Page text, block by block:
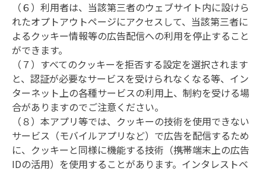
（６）利用者は、当該第三者のウェブサイト内に設けら
れたオプトアウトページにアクセスして、当該第三者に
よるクッキー情報等の広告配信への利用を停止すること
ができます。
（７）すべてのクッキーを拒否する設定を選択されます
と、認証が必要なサービスを受けられなくなる等、イン
ターネット上の各種サービスの利用上、制約を受ける場
合がありますのでご注意ください。
（８）本アプリ等では、クッキーの技術を使用できない
サービス（モバイルアプリなど）で広告を配信するため
に、クッキーと同様に機能する技術（携帯端末上の広告
IDの活用）を使用することがあります。インタレストベ